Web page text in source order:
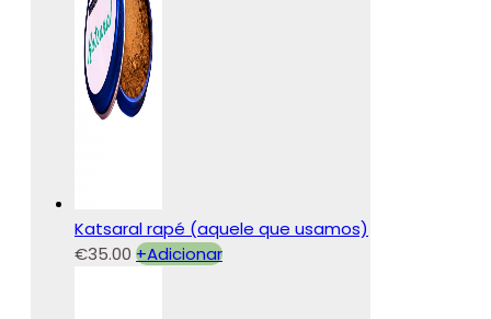
Katsaral rapé (aquele que usamos)
€35.00 +Adicionar